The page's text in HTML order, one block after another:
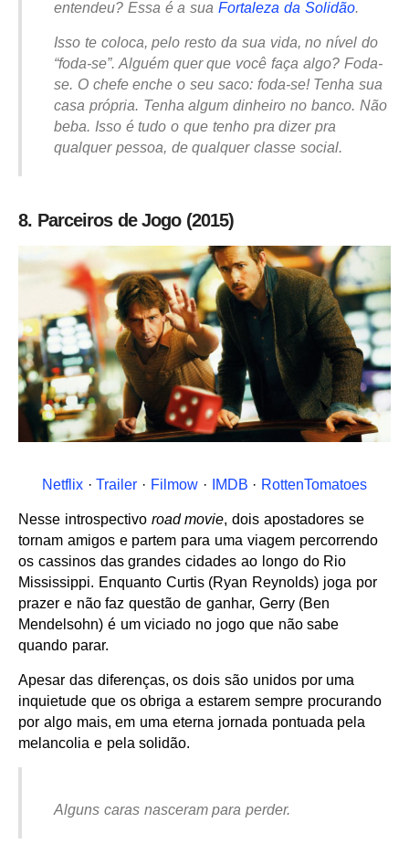
entendeu? Essa é a suaFortaleza da Solidão.
Isso te coloca, pelo resto da sua vida, no nível do
“foda-se”. Alguém quer que você faça algo? Foda-
se. O chefe enche o seu saco: foda-se! Tenha sua
casa própria. Tenha algum dinheiro no banco. Não
beba. Isso é tudo o que tenho pra dizer pra
qualquer pessoa, de qualquer classe social.
8. Parceiros de Jogo (2015)
Netflix·Trailer · Filmow · IMDB · RottenTomatoes
Nesse introspectivo road movie, dois apostadores se
tornam amigos e partem para uma viagem percorrendo
os cassinos das grandes cidades ao longo do Rio
Mississippi. Enquanto Curtis (Ryan Reynolds) joga por
prazer e não faz questão de ganhar, Gerry (Ben
Mendelsohn) é um viciado no jogo que não sabe
quando parar.
Apesar das diferenças, os dois são unidos por uma
inquietude que os obriga a estarem sempre procurando
por algo mais, em uma eterna jornada pontuada pela
melancolia e pela solidão.
Alguns caras nasceram para perder.